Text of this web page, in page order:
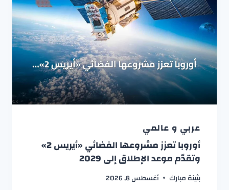
عربي و عالمي
أوروبا تعزز مشروعها الفضائي «أيريس 2»
وتقدّم موعد الإطلاق إلى 2029
بثينة مبارك أغسطس 8, 2026